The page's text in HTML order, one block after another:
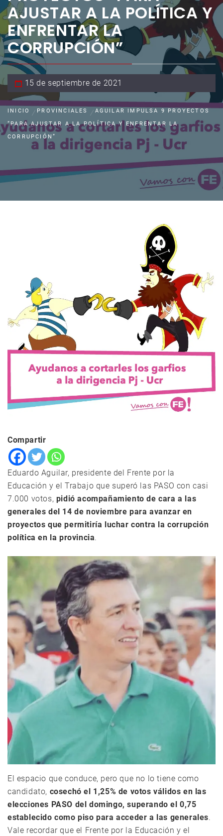
AJUSTAR A LA POLÍTICA Y
ENFRENTAR LA
CORRUPCIÓN”
15 de septiembre de 2021
INICIO PROVINCIALES
AGUILAR IMPULSA 9 PROYECTOS
“PARA AJUSTAR A LA POLÍTICA Y ENFRENTAR LA
CORRUPCIÓN”
Compartir
Eduardo Aguilar, presidente del Frente por la
Educación y el Trabajo que superó las PASO con casi
7.000 votos, pidió acompañamiento de cara a las
generales del 14 de noviembre para avanzar en
proyectos que permitiría luchar contra la corrupción
política en la provincia.
El espacio que conduce, pero que no lo tiene como
candidato, cosechó el 1,25% de votos válidos en las
elecciones PASO del domingo, superando el 0,75
establecido como piso para acceder a las generales.
Vale recordar que el Frente por la Educación y el